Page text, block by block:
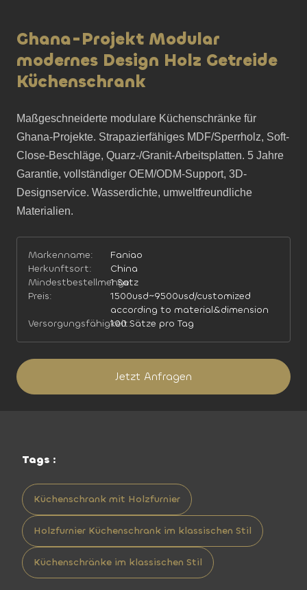
Ghana-Projekt Modular
modernes Design Holz Getreide
Küchenschrank
Maßgeschneiderte modulare Küchenschränke für
Ghana-Projekte. Strapazierfähiges MDF/Sperrholz, Soft-
Close-Beschläge, Quarz-/Granit-Arbeitsplatten. 5 Jahre
Garantie, vollständiger OEM/ODM-Support, 3D-
Designservice. Wasserdichte, umweltfreundliche
Materialien.
Markenname:
Faniao
Herkunftsort:
China
Mindestbestellmenge:
1 Satz
Preis:
1500usd~9500usd/customized
according to material&dimension
Versorgungsfähigkeit:100 Sätze pro Tag
Jetzt Anfragen
Tags :
Küchenschrank mit Holzfurnier
Holzfurnier Küchenschrank im klassischen Stil
Küchenschränke im klassischen Stil